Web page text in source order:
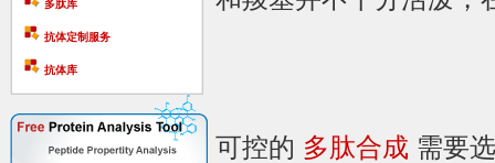
多肽库
抗体定制服务
抗体库
可控的 多肽合成 需要